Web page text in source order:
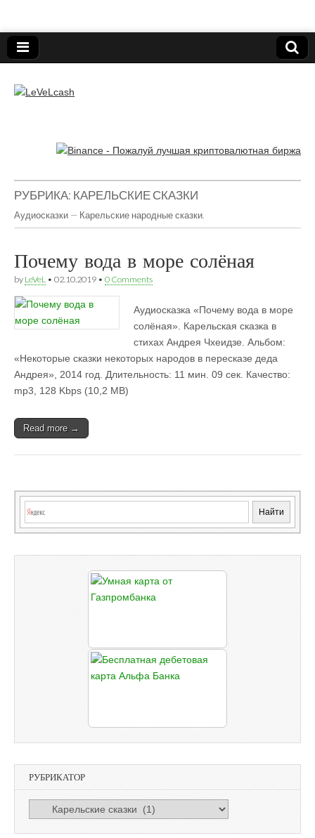
LeVeLcash
РУБРИКА: КАРЕЛЬСКИЕ СКАЗКИ
Аудиосказки — Карельские народные сказки.
Почему вода в море солёная
by LeVeL • 02.10.2019 • 0 Comments
Аудиосказка «Почему вода в море
солёная». Карельская сказка в
стихах Андрея Чхеидзе. Альбом:
«Некоторые сказки некоторых народов в пересказе деда
Андрея», 2014 год. Длительность: 11 мин. 09 сек. Качество:
mp3, 128 Kbps (10,2 MB)
Read more →
РУБРИКАТОР
РУБРИКАТОР